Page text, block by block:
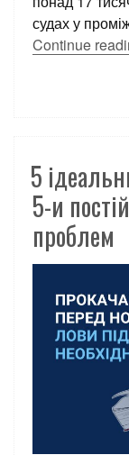
судах у
Continue
5
5-и
проблем